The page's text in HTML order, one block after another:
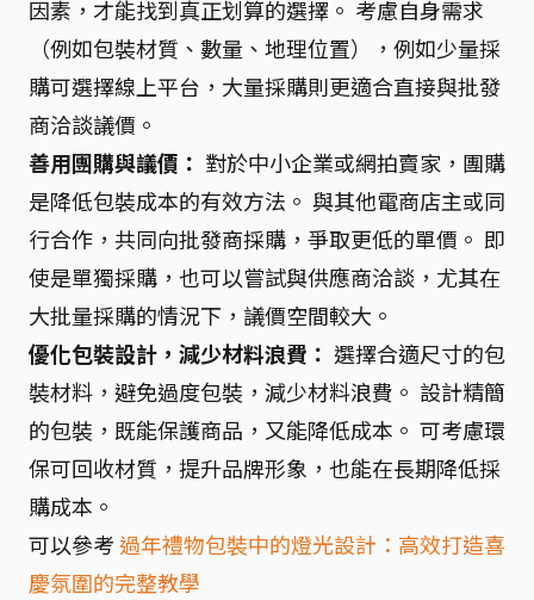
因素，才能找到真正划算的選擇。 考慮自身需求
（例如包裝材質、數量、地理位置），例如少量採
購可選擇線上平台，大量採購則更適合直接與批發
商洽談議價。
善用團購與議價： 對於中小企業或網拍賣家，團購
是降低包裝成本的有效方法。 與其他電商店主或同
行合作，共同向批發商採購，爭取更低的單價。 即
使是單獨採購，也可以嘗試與供應商洽談，尤其在
大批量採購的情況下，議價空間較大。
優化包裝設計，減少材料浪費： 選擇合適尺寸的包
裝材料，避免過度包裝，減少材料浪費。 設計精簡
的包裝，既能保護商品，又能降低成本。 可考慮環
保可回收材質，提升品牌形象，也能在長期降低採
購成本。
可以參考 過年禮物包裝中的燈光設計：高效打造喜
慶氛圍的完整教學